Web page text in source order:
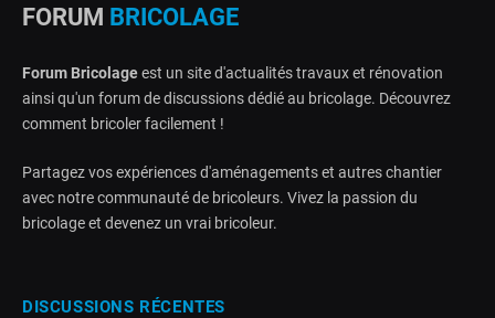
FORUM BRICOLAGE
Forum Bricolageest un site d'actualités travaux et rénovation
ainsi qu'un forum de discussions dédié au bricolage. Découvrez
comment bricoler facilement !
Partagez vos expériences d'aménagements et autres chantier
avec notre communauté de bricoleurs. Vivez la passion du
bricolage et devenez un vrai bricoleur.
DISCUSSIONS RÉCENTES